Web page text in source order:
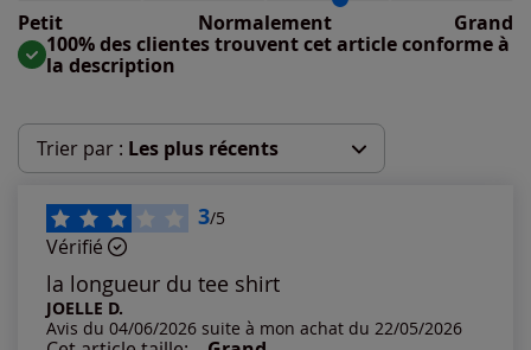
Petit
Normalement Grand
Taille grand : 33%
100% des clientes trouvent cet article conforme à
la description
Trier par : Les plus récents
Les plus récents
Les plus anciens
Notes les plus élevées
3/5
Vérifié
la longueur du tee shirt
JOELLE D.
Avis du 04/06/2026 suite à mon achat du 22/05/2026